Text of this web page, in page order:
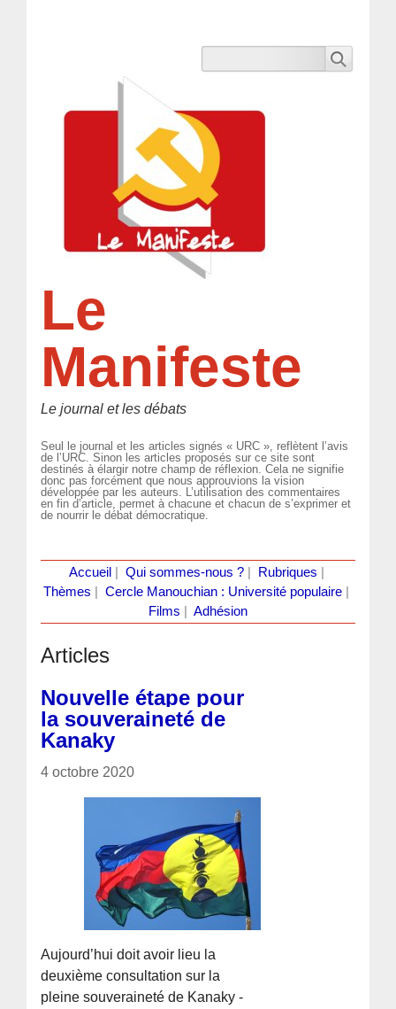
Le
Manifeste
Le journal et les débats
Seul le journal et les articles signés « URC », reflètent l’avis
de l’URC. Sinon les articles proposés sur ce site sont
destinés à élargir notre champ de réflexion. Cela ne signifie
donc pas forcément que nous approuvions la vision
développée par les auteurs. L’utilisation des commentaires
en fin d’article, permet à chacune et chacun de s’exprimer et
de nourrir le débat démocratique.
Accueil Qui sommes-nous ?| Rubriques
Thèmes
Cercle Manouchian : Université populaire
Films
Adhésion
Articles
Nouvelle étape pour
la souveraineté de
Kanaky
4 octobre 2020
Aujourd’hui doit avoir lieu la
deuxième consultation sur la
pleine souveraineté de Kanaky -